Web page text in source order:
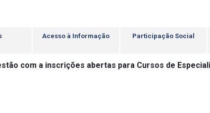
Acesso à Informação Participação Social
com a inscrições abertas para Cursos de